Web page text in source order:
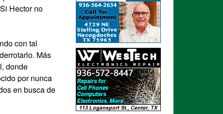
Hector no
con tal
Más
donde
por nunca
en busca de